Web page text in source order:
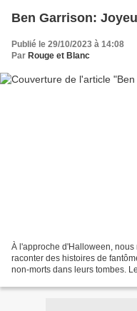
Ben Garrison:
Publié le 29/10/2023 à 14:08
Par Rouge et Blanc
À l'approche d'Halloween,
raconter des histoires de
non-morts dans leurs tombes.